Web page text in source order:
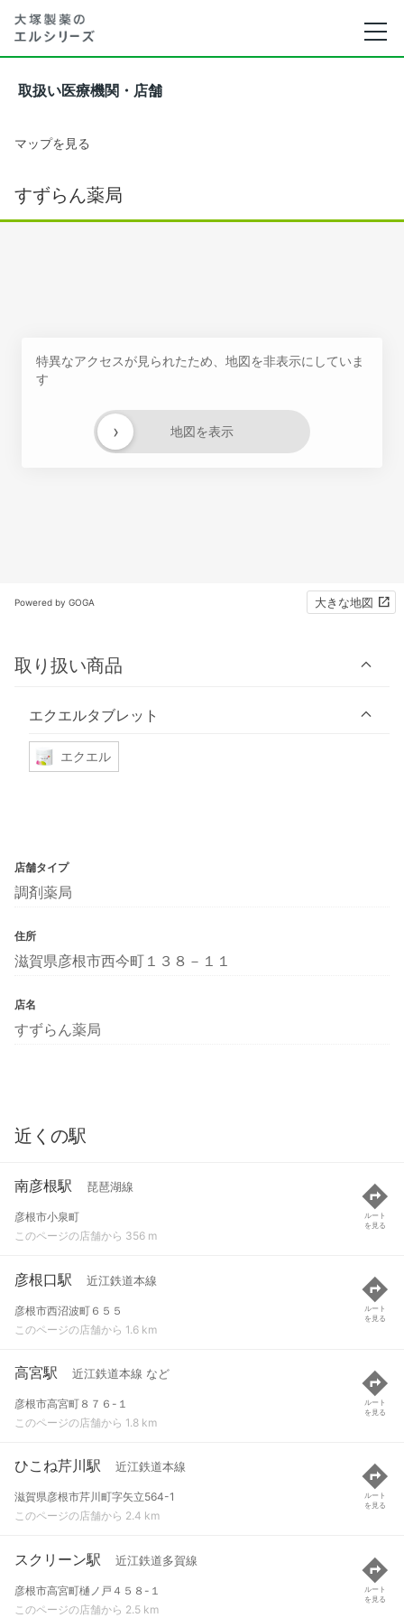
取扱い医療機関・店舗
マップを見る
すずらん薬局
特異なアクセスが見られたため、地図を非表示にしていま
す
地図を表示
›
Powered by GOGA 大きな地図
取り扱い商品
エクエルタブレット
エクエル
店舗タイプ
調剤薬局
住所
滋賀県彦根市西今町１３８－１１
店名
すずらん薬局
近くの駅
南彦根駅 琵琶湖線
彦根市小泉町
このページの店舗から 356 m
ルート
を見る
彦根口駅 近江鉄道本線
彦根市西沼波町６５５
このページの店舗から 1.6 km
ルート
を見る
高宮駅 近江鉄道本線 など
彦根市高宮町８７６-１
このページの店舗から 1.8 km
ルート
を見る
ひこね芹川駅 近江鉄道本線
滋賀県彦根市芹川町字矢立564-1
このページの店舗から 2.4 km
ルート
を見る
スクリーン駅 近江鉄道多賀線
彦根市高宮町樋ノ戸４５８-１
このページの店舗から 2.5 km
ルート
を見る